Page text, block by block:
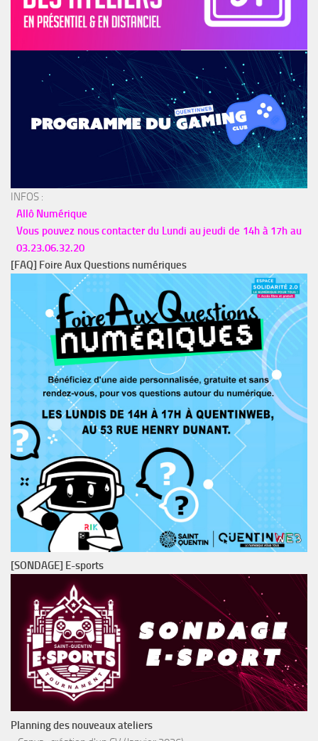
INFOS :
Allô Numérique
Vous pouvez nous contacter du Lundi au jeudi de 14h à 17h au
03.23.06.32.20
[FAQ] Foire Aux Questions numériques
[SONDAGE] E-sports
Planning des nouveaux ateliers